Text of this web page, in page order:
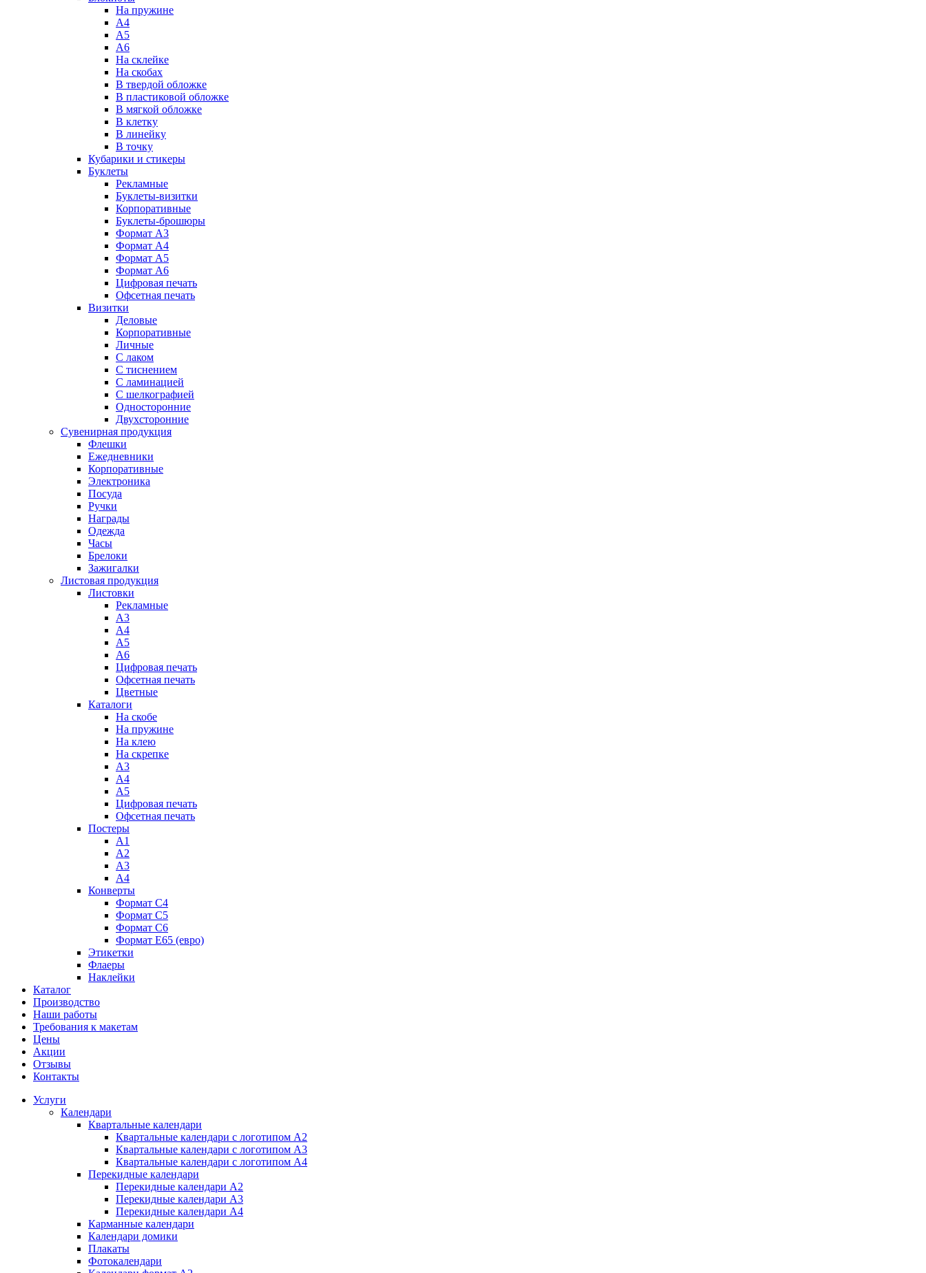
На пружине
А4
А5
А6
На склейке
На скобах
В твердой обложке
В пластиковой обложке
В мягкой обложке
В клетку
В линейку
В точку
Кубарики и стикеры
Буклеты
Рекламные
Буклеты-визитки
Корпоративные
Буклеты-брошюры
Формат А3
Формат А4
Формат А5
Формат А6
Цифровая печать
Офсетная печать
Визитки
Деловые
Корпоративные
Личные
С лаком
C тиснением
С ламинацией
С шелкографией
Односторонние
Двухсторонние
Сувенирная продукция
Флешки
Ежедневники
Корпоративные
Электроника
Посуда
Ручки
Награды
Одежда
Часы
Брелоки
Зажигалки
Листовая продукция
Листовки
Рекламные
А3
А4
А5
А6
Цифровая печать
Офсетная печать
Цветные
Каталоги
На скобе
На пружине
На клею
На скрепке
А3
А4
А5
Цифровая печать
Офсетная печать
Постеры
А1
А2
А3
А4
Конверты
Формат С4
Формат C5
Формат С6
Формат E65 (евро)
Этикетки
Флаеры
Наклейки
Каталог
Производство
Наши работы
Требования к макетам
Цены
Акции
Отзывы
Контакты
Услуги
Календари
Квартальные календари
Квартальные календари с логотипом А2
Квартальные календари с логотипом А3
Квартальные календари с логотипом А4
Перекидные календари
Перекидные календари А2
Перекидные календари А3
Перекидные календари А4
Карманные календари
Календари домики
Плакаты
Фотокалендари